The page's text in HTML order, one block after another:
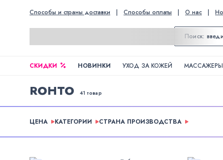
Способы и страны доставки | Способы оплаты | О нас |
СКИДКИ НОВИНКИ УХОД ЗА КОЖЕЙ
ROHTO 41 товар
ЦЕНА КАТЕГОРИИ СТРАНА ПРОИЗВОДСТВА